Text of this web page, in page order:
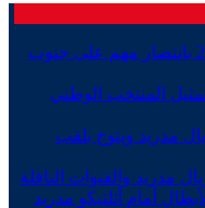
المكسيك تدشن كأس العالم 2026 بانتصار مهم على جنوب
المنتخب الوطني
مدريد ويتوج بلقب
مدريد والقنوات الناقلة
أمام أتلتيكو مدريد